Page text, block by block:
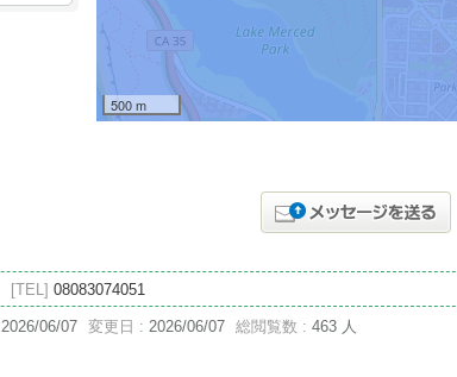
500 m
[TEL] 08083074051
2026/06/07 変更日 : 2026/06/07 総閲覧数 : 463 人